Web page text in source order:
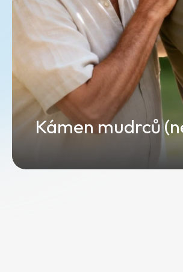
Kámen mudrců